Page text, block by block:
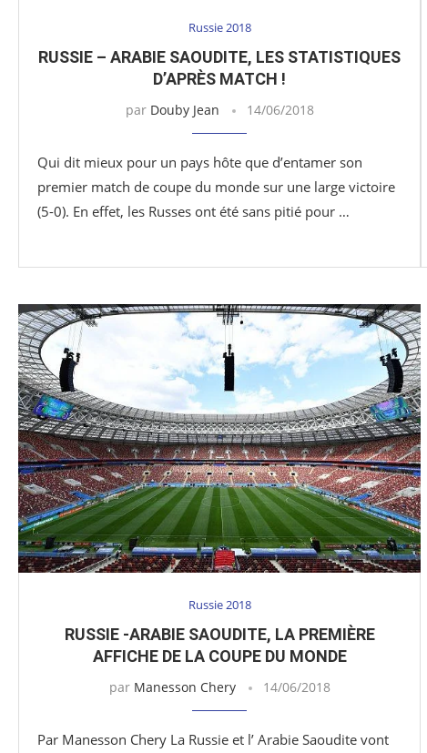
Russie 2018
RUSSIE – ARABIE SAOUDITE, LES STATISTIQUES
D’APRÈS MATCH !
par Douby Jean 14/06/2018
Qui dit mieux pour un pays hôte que d’entamer son
premier match de coupe du monde sur une large victoire
(5-0). En effet, les Russes ont été sans pitié pour …
Russie 2018
RUSSIE -ARABIE SAOUDITE, LA PREMIÈRE
AFFICHE DE LA COUPE DU MONDE
par Manesson Chery 14/06/2018
Par Manesson Chery La Russie et l’ Arabie Saoudite vont